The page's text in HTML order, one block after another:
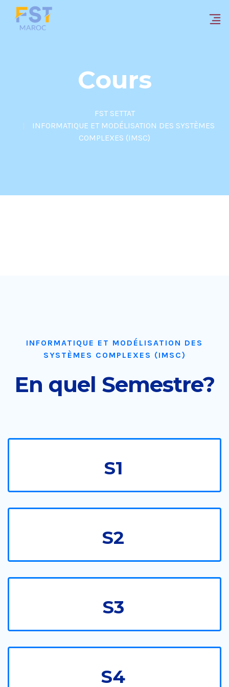
Cours
FST SETTAT
INFORMATIQUE ET MODÉLISATION DES SYSTÈMES
COMPLEXES (IMSC)
INFORMATIQUE ET MODÉLISATION DES
SYSTÈMES COMPLEXES (IMSC)
En quel Semestre?
S1
S2
S3
S4